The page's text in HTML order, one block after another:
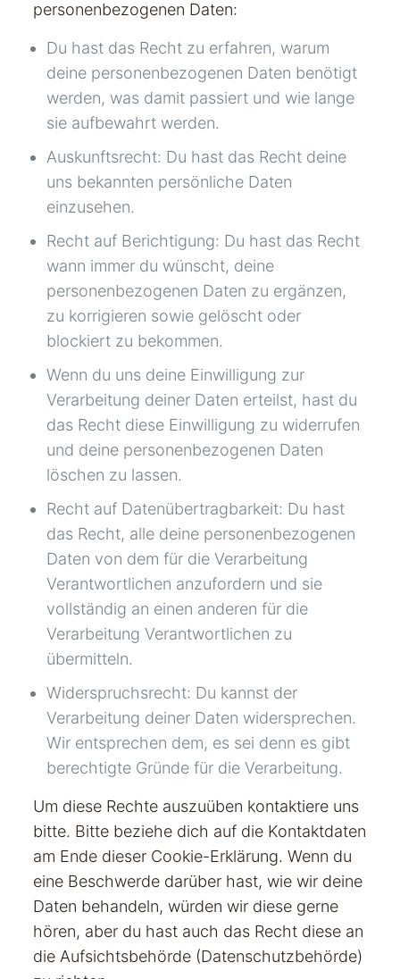
personenbezogenen Daten:
Du hast das Recht zu erfahren, warum
deine personenbezogenen Daten benötigt
werden, was damit passiert und wie lange
sie aufbewahrt werden.
Auskunftsrecht: Du hast das Recht deine
uns bekannten persönliche Daten
einzusehen.
Recht auf Berichtigung: Du hast das Recht
wann immer du wünscht, deine
personenbezogenen Daten zu ergänzen,
zu korrigieren sowie gelöscht oder
blockiert zu bekommen.
Wenn du uns deine Einwilligung zur
Verarbeitung deiner Daten erteilst, hast du
das Recht diese Einwilligung zu widerrufen
und deine personenbezogenen Daten
löschen zu lassen.
Recht auf Datenübertragbarkeit: Du hast
das Recht, alle deine personenbezogenen
Daten von dem für die Verarbeitung
Verantwortlichen anzufordern und sie
vollständig an einen anderen für die
Verarbeitung Verantwortlichen zu
übermitteln.
Widerspruchsrecht: Du kannst der
Verarbeitung deiner Daten widersprechen.
Wir entsprechen dem, es sei denn es gibt
berechtigte Gründe für die Verarbeitung.
Um diese Rechte auszuüben kontaktiere uns
bitte. Bitte beziehe dich auf die Kontaktdaten
am Ende dieser Cookie-Erklärung. Wenn du
eine Beschwerde darüber hast, wie wir deine
Daten behandeln, würden wir diese gerne
hören, aber du hast auch das Recht diese an
die Aufsichtsbehörde (Datenschutzbehörde)